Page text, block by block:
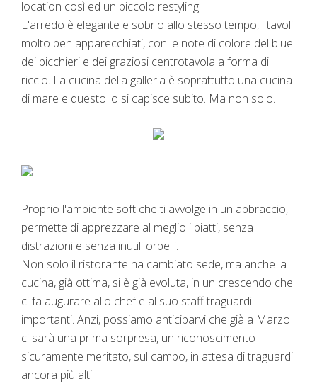
location così ed un piccolo restyling.
L'arredo è elegante e sobrio allo stesso tempo, i tavoli
molto ben apparecchiati, con le note di colore del blue
dei bicchieri e dei graziosi centrotavola a forma di
riccio. La cucina della galleria è soprattutto una cucina
di mare e questo lo si capisce subito. Ma non solo.
Proprio l'ambiente soft che ti avvolge in un abbraccio,
permette di apprezzare al meglio i piatti, senza
distrazioni e senza inutili orpelli.
Non solo il ristorante ha cambiato sede, ma anche la
cucina, già ottima, si è già evoluta, in un crescendo che
ci fa augurare allo chef e al suo staff traguardi
importanti. Anzi, possiamo anticiparvi che già a Marzo
ci sarà una prima sorpresa, un riconoscimento
sicuramente meritato, sul campo, in attesa di traguardi
ancora più alti.